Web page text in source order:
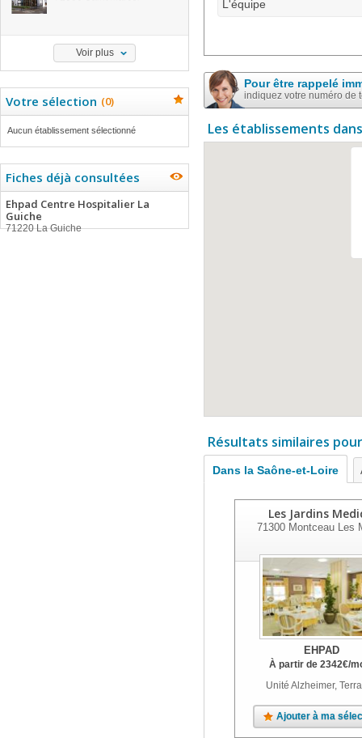
Voir plus
Votre sélection (0)
Aucun établissement sélectionné
Fiches déjà consultées
Ehpad Centre Hospitalier La
Guiche
71220 La Guiche
L'équipe
Pour être rappelé
indiquez votre numéro de
Les établissements
Résultats similaires
Dans la Saône-et-Loire
Les Jardins
71300Montceau Les
EHPAD
À partir de 2342€/
Unité Alzheimer,
Ajouter à ma